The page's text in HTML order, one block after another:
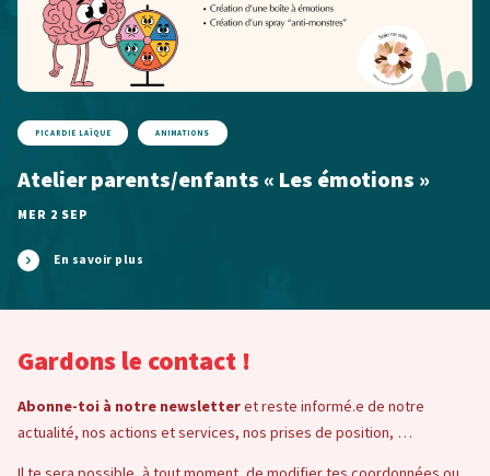
PICARDIE LAÏQUE ANIMATIONS
Atelier parents/enfants « Les émotions »
MER 2 SEP
En savoir plus
Gardons le contact !
Abonne-toi à notre newsletteret reste informé.e de notre
actualité, nos actions et services, nos prises de position, …